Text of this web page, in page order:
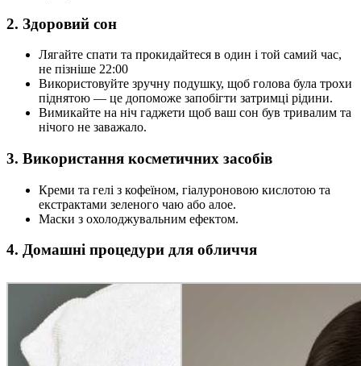
2. Здоровий сон
Лягайте спати та прокидайтеся в один і той самий час,
не пізніше 22:00
Використовуйте зручну подушку, щоб голова була трохи
піднятою — це допоможе запобігти затримці рідини.
Вимикайте на ніч гаджети щоб ваш сон був тривалим та
нічого не заважало.
3. Використання косметичних засобів
Креми та гелі з кофеїном, гіалуроновою кислотою та
екстрактами зеленого чаю або алое.
Маски з охолоджувальним ефектом.
4. Домашні процедури для обличчя